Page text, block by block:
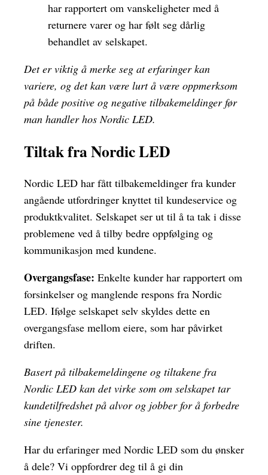
har rapportert om vanskeligheter med å
returnere varer og har følt seg dårlig
behandlet av selskapet.
Det er viktig å merke seg at erfaringer kan
variere, og det kan være lurt å være oppmerksom
på både positive og negative tilbakemeldinger før
man handler hos Nordic LED.
Tiltak fra Nordic LED
Nordic LED har fått tilbakemeldinger fra kunder
angående utfordringer knyttet til kundeservice og
produktkvalitet. Selskapet ser ut til å ta tak i disse
problemene ved å tilby bedre oppfølging og
kommunikasjon med kundene.
Overgangsfase: Enkelte kunder har rapportert om
forsinkelser og manglende respons fra Nordic
LED. Ifølge selskapet selv skyldes dette en
overgangsfase mellom eiere, som har påvirket
driften.
Basert på tilbakemeldingene og tiltakene fra
Nordic LED kan det virke som om selskapet tar
kundetilfredshet på alvor og jobber for å forbedre
sine tjenester.
Har du erfaringer med Nordic LED som du ønsker
å dele? Vi oppfordrer deg til å gi din